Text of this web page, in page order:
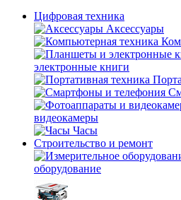
Цифровая техника
Аксессуары
электронные книги
видеокамеры
Часы
Строительство и ремонт
оборудование